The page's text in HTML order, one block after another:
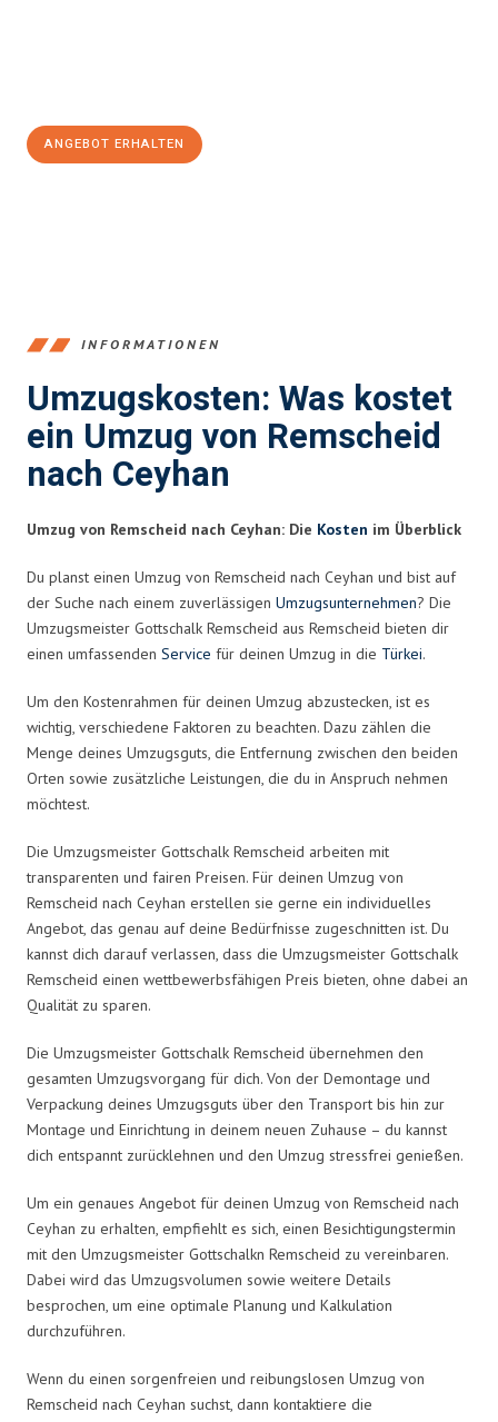
ANGEBOT ERHALTEN
INFORMATIONEN
Umzugskosten: Was kostet
ein Umzug von Remscheid
nach Ceyhan
Umzug von Remscheid nach Ceyhan: Die Kosten im Überblick
Du planst einen Umzug von Remscheid nach Ceyhan und bist auf
der Suche nach einem zuverlässigen Umzugsunternehmen? Die
Umzugsmeister Gottschalk Remscheid aus Remscheid bieten dir
einen umfassenden Service für deinen Umzug in die Türkei.
Um den Kostenrahmen für deinen Umzug abzustecken, ist es
wichtig, verschiedene Faktoren zu beachten. Dazu zählen die
Menge deines Umzugsguts, die Entfernung zwischen den beiden
Orten sowie zusätzliche Leistungen, die du in Anspruch nehmen
möchtest.
Die Umzugsmeister Gottschalk Remscheid arbeiten mit
transparenten und fairen Preisen. Für deinen Umzug von
Remscheid nach Ceyhan erstellen sie gerne ein individuelles
Angebot, das genau auf deine Bedürfnisse zugeschnitten ist. Du
kannst dich darauf verlassen, dass die Umzugsmeister Gottschalk
Remscheid einen wettbewerbsfähigen Preis bieten, ohne dabei an
Qualität zu sparen.
Die Umzugsmeister Gottschalk Remscheid übernehmen den
gesamten Umzugsvorgang für dich. Von der Demontage und
Verpackung deines Umzugsguts über den Transport bis hin zur
Montage und Einrichtung in deinem neuen Zuhause – du kannst
dich entspannt zurücklehnen und den Umzug stressfrei genießen.
Um ein genaues Angebot für deinen Umzug von Remscheid nach
Ceyhan zu erhalten, empfiehlt es sich, einen Besichtigungstermin
mit den Umzugsmeister Gottschalkn Remscheid zu vereinbaren.
Dabei wird das Umzugsvolumen sowie weitere Details
besprochen, um eine optimale Planung und Kalkulation
durchzuführen.
Wenn du einen sorgenfreien und reibungslosen Umzug von
Remscheid nach Ceyhan suchst, dann kontaktiere die